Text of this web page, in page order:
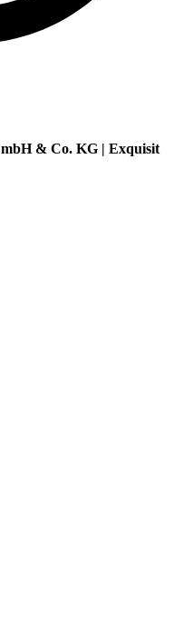
& Co. KG | Exquisit